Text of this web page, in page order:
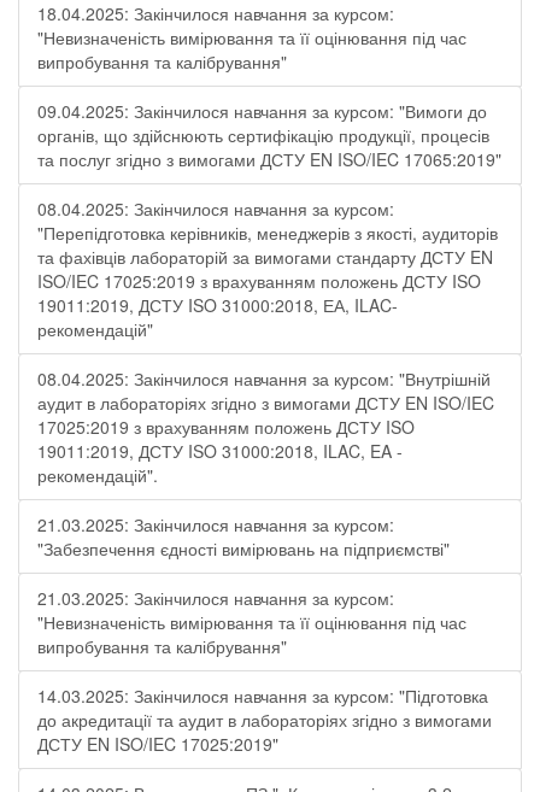
18.04.2025: Закінчилося навчання за курсом:
"Невизначеність вимірювання та її оцінювання під час
випробування та калібрування"
09.04.2025: Закінчилося навчання за курсом: "Вимоги до
органів, що здійснюють сертифікацію продукції, процесів
та послуг згідно з вимогами ДСТУ EN ISO/IEC 17065:2019"
08.04.2025: Закінчилося навчання за курсом:
"Перепідготовка керівників, менеджерів з якості, аудиторів
та фахівців лабораторій за вимогами стандарту ДСТУ EN
ISO/IEC 17025:2019 з врахуванням положень ДСТУ ISO
19011:2019, ДСТУ ISO 31000:2018, ЕА, ILAC-
рекомендацій"
08.04.2025: Закінчилося навчання за курсом: "Внутрішній
аудит в лабораторіях згідно з вимогами ДСТУ EN ISO/IEC
17025:2019 з врахуванням положень ДСТУ ISO
19011:2019, ДСТУ ISO 31000:2018, ILAC, EA -
рекомендацій".
21.03.2025: Закінчилося навчання за курсом:
"Забезпечення єдності вимірювань на підприємстві"
21.03.2025: Закінчилося навчання за курсом:
"Невизначеність вимірювання та її оцінювання під час
випробування та калібрування"
14.03.2025: Закінчилося навчання за курсом: "Підготовка
до акредитації та аудит в лабораторіях згідно з вимогами
ДСТУ EN ISO/IEC 17025:2019"